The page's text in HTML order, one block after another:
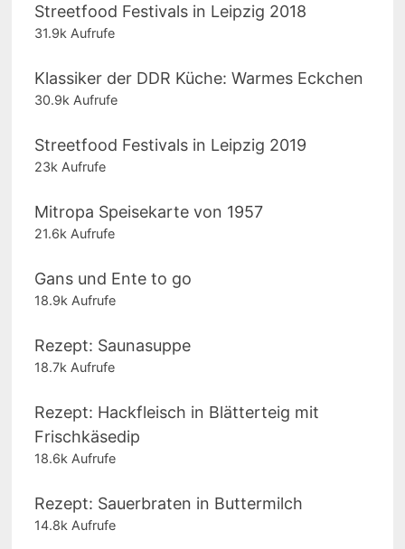
Streetfood Festivals in Leipzig 2018
31.9k Aufrufe
Klassiker der DDR Küche: Warmes Eckchen
30.9k Aufrufe
Streetfood Festivals in Leipzig 2019
23k Aufrufe
Mitropa Speisekarte von 1957
21.6k Aufrufe
Gans und Ente to go
18.9k Aufrufe
Rezept: Saunasuppe
18.7k Aufrufe
Rezept: Hackfleisch in Blätterteig mit
Frischkäsedip
18.6k Aufrufe
Rezept: Sauerbraten in Buttermilch
14.8k Aufrufe